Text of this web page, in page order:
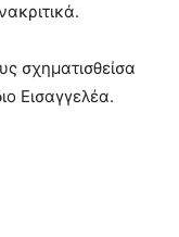
σχηματισθείσα
Εισαγγελέα.